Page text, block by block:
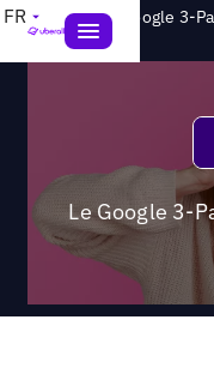
FR Reports>Le Google 3-
Le Google 3-